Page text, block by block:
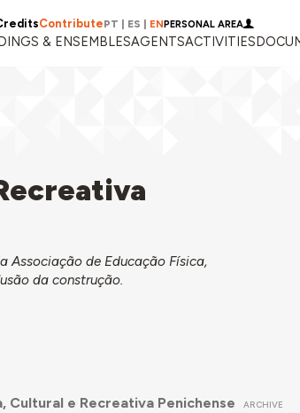
ContributePT ES ENPERSONAL AREA
& ENSEMBLESAGENTSACTIVITIES
Associação de Educação Física,
da construção.
Cultural e Recreativa Penichense ARCHIVE